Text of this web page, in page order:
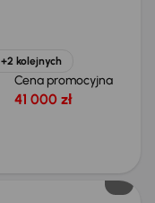
+2 kolejnych
Cena promocyjna
41 000 zł